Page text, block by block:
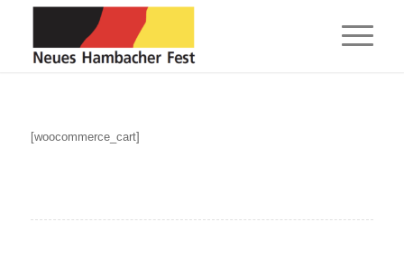
[woocommerce_cart]